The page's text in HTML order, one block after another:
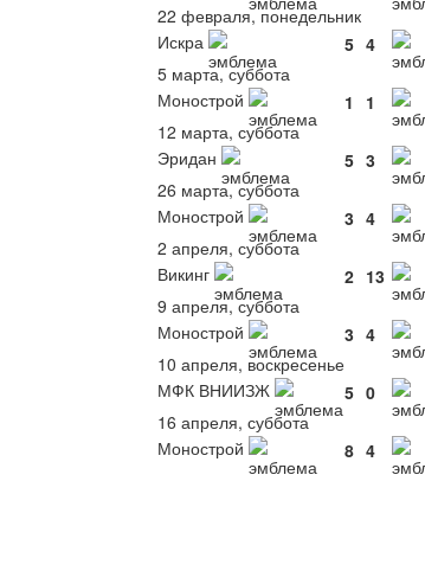
22 февраля, понедельник
Искра
5 4
5 марта, суббота
Монострой
1 1
12 марта, суббота
Эридан
5 3
26 марта, суббота
Монострой
3 4
2 апреля, суббота
Викинг
2 13
9 апреля, суббота
Монострой
3 4
10 апреля, воскресенье
МФК ВНИИЗЖ
5 0
16 апреля, суббота
Монострой
8 4